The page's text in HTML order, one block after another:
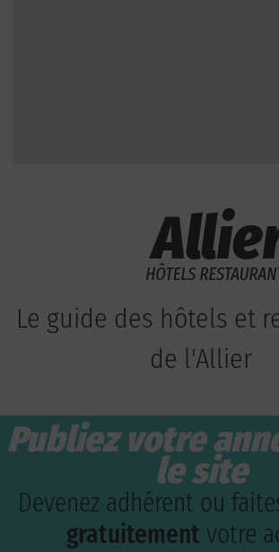
Le guide des hôtels et
de l'Allier
Publiez votre
le site
Devenez adhérent ou
gratuitement votre